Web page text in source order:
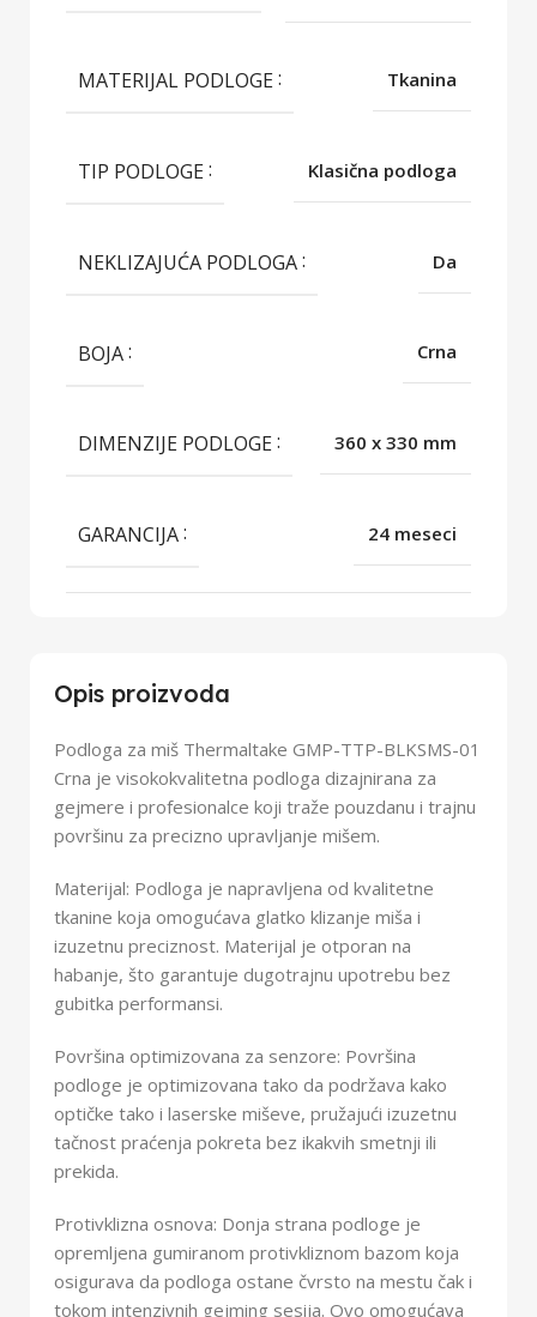
Opis proizvoda
Podloga za miš Thermaltake GMP-TTP-BLKSMS-01
Crna je visokokvalitetna podloga dizajnirana za
gejmere i profesionalce koji traže pouzdanu i trajnu
površinu za precizno upravljanje mišem.
Materijal: Podloga je napravljena od kvalitetne
tkanine koja omogućava glatko klizanje miša i
izuzetnu preciznost. Materijal je otporan na
habanje, što garantuje dugotrajnu upotrebu bez
gubitka performansi.
Površina optimizovana za senzore: Površina
podloge je optimizovana tako da podržava kako
optičke tako i laserske miševe, pružajući izuzetnu
tačnost praćenja pokreta bez ikakvih smetnji ili
prekida.
Protivklizna osnova: Donja strana podloge je
opremljena gumiranom protivkliznom bazom koja
osigurava da podloga ostane čvrsto na mestu čak i
tokom intenzivnih gejming sesija. Ovo omogućava
MATERIJAL PODLOGE Tkanina
TIP PODLOGE Klasična podloga
NEKLIZAJUĆA PODLOGA Da
BOJA Crna
DIMENZIJE PODLOGE 360 x 330 mm
GARANCIJA 24 meseci